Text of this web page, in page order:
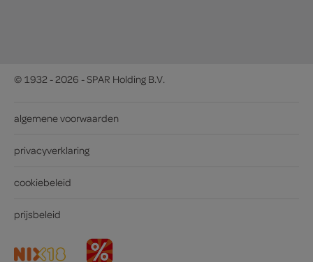
© 1932 - 2026 - SPAR Holding B.V.
algemene voorwaarden
privacyverklaring
cookiebeleid
prijsbeleid